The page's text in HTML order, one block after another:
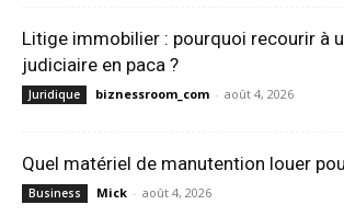
Litige immobilier : pourquoi recourir à
judiciaire en paca ?
Juridique biznessroom_com - août 4, 2026
Quel matériel de manutention louer
Business Mick - août 4, 2026